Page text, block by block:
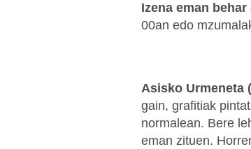
Izena eman behar
00an edo
Asisko Urmeneta
gain, grafitiak
normalean. Bere
eman zituen.